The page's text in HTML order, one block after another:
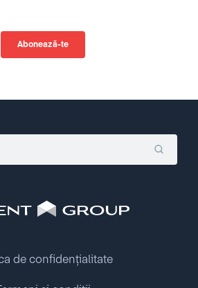
de confidențialitate